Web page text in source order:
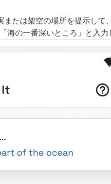
たは架空の場所を提示して
海の一番深いところ」と入力